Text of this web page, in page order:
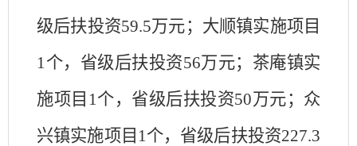
级后扶投资59.5万元；大顺镇实施项目
1个，省级后扶投资56万元；茶庵镇实
施项目 1个，省级后扶投资50万元；众
兴镇实施项目 1个，省级后扶投资227.3